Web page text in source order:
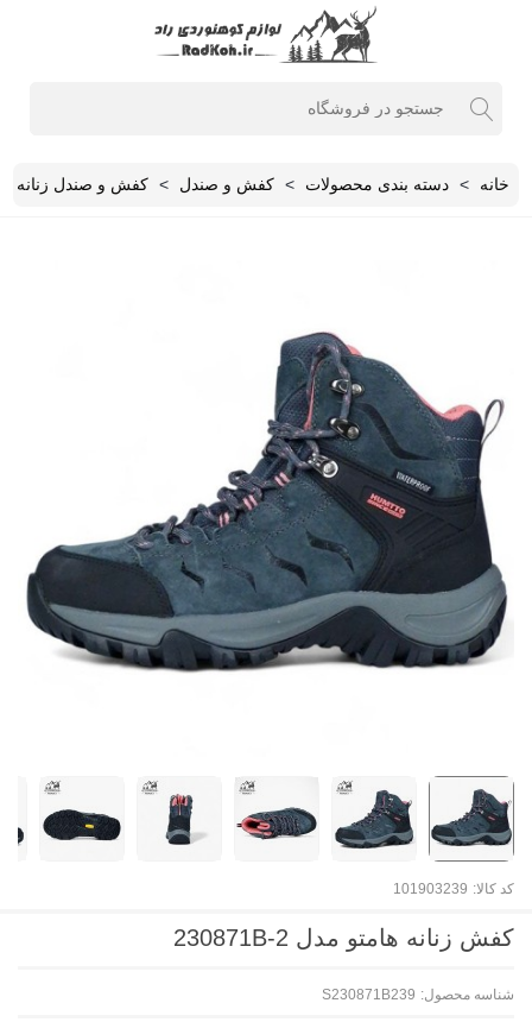
خانه > دسته بندی محصولات > کفش و صندل > کفش و صندل زنانه
کد کالا: 101903239
کفش زنانه هامتو مدل 230871B-2
شناسه محصول: S230871B239